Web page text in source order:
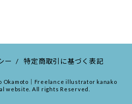
ー / 特定商取引に基づく表記
Okamoto｜Freelance illustrator kanako
website. All rights Reserved.